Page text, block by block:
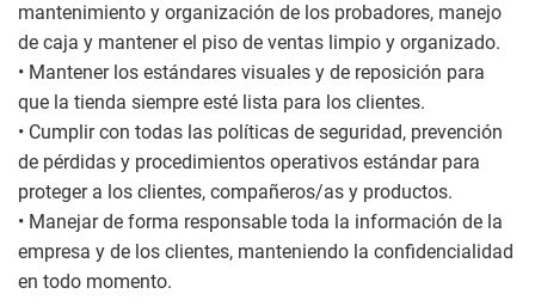
mantenimiento y organización de los probadores, manejo
de caja y mantener el piso de ventas limpio y organizado.
• Mantener los estándares visuales y de reposición para
que la tienda siempre esté lista para los clientes.
• Cumplir con todas las políticas de seguridad, prevención
de pérdidas y procedimientos operativos estándar para
proteger a los clientes, compañeros/as y productos.
• Manejar de forma responsable toda la información de la
empresa y de los clientes, manteniendo la confidencialidad
en todo momento.